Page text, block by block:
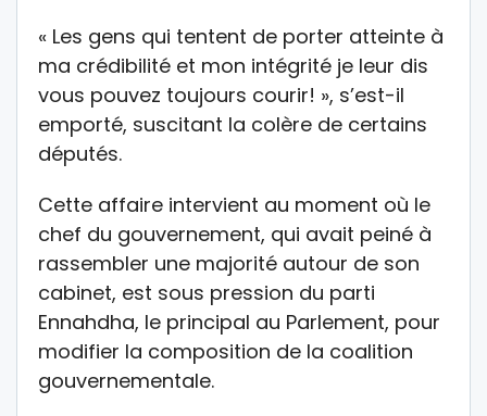
« Les gens qui tentent de porter atteinte à
ma crédibilité et mon intégrité je leur dis
vous pouvez toujours courir! », s’est-il
emporté, suscitant la colère de certains
députés.
Cette affaire intervient au moment où le
chef du gouvernement, qui avait peiné à
rassembler une majorité autour de son
cabinet, est sous pression du parti
Ennahdha, le principal au Parlement, pour
modifier la composition de la coalition
gouvernementale.